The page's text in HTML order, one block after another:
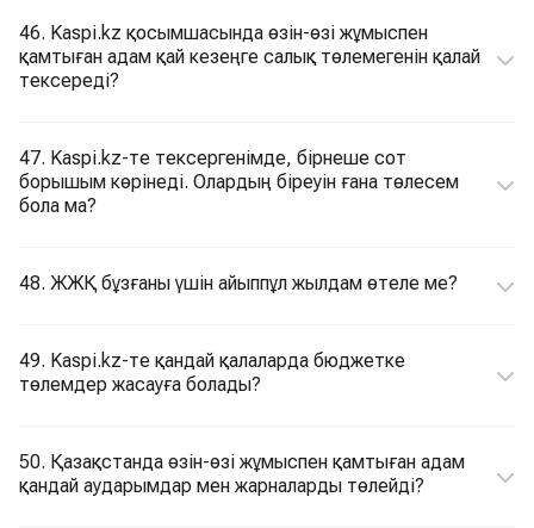
46. Kaspi.kz қосымшасында өзін-өзі жұмыспен
қамтыған адам қай кезеңге салық төлемегенін қалай
тексереді?
47. Kaspi.kz-те тексергенімде, бірнеше сот
борышым көрінеді. Олардың біреуін ғана төлесем
бола ма?
48. ЖЖҚ бұзғаны үшін айыппұл жылдам өтеле ме?
49. Kaspi.kz-те қандай қалаларда бюджетке
төлемдер жасауға болады?
50. Қазақстанда өзін-өзі жұмыспен қамтыған адам
қандай аударымдар мен жарналарды төлейді?